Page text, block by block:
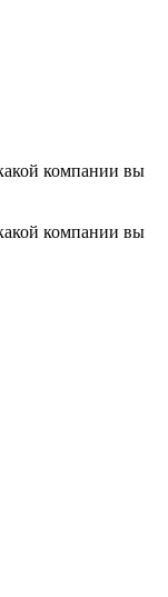
компании вы
компании вы